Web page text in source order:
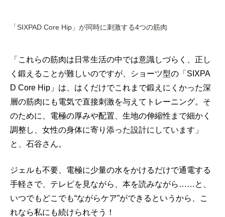
「SIXPAD Core Hip」が同時に刺激する4つの筋肉
「これらの筋肉は日常生活の中では意識しづらく、正し
く鍛えることが難しいのですが、ショーツ型の「SIXPA
D Core Hip」は、はくだけでこれまで鍛えにくかった深
層の筋肉にも電気で直接刺激を与えてトレーニング。そ
のために、電極の厚みや配置、生地の伸縮性まで細かく
調整し、女性の身体に寄り添った設計にしています」
と、石谷さん。
ジェルも不要、電極に少量の水をかけるだけで通電する
手軽さで、テレビを見ながら、本を読みながら……と、
いつでもどこでも“ながらケア”ができるというから、こ
れなら私にも続けられそう！